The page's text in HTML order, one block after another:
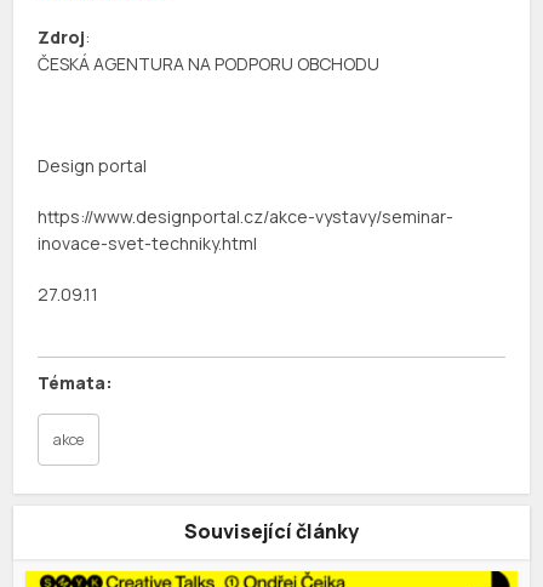
Zdroj:
ČESKÁ AGENTURA NA PODPORU OBCHODU
Design portal
https://www.designportal.cz/akce-vystavy/seminar-
inovace-svet-techniky.html
27.09.11
akce
Související články